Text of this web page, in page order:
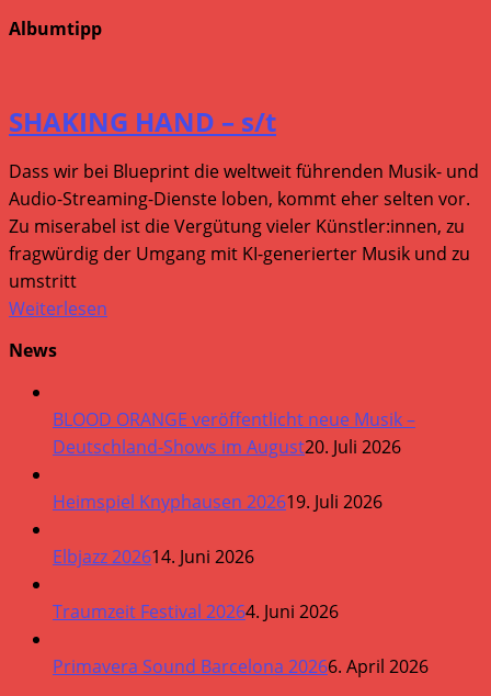
Albumtipp
SHAKING HAND – s/t
Dass wir bei Blueprint die weltweit führenden Musik- und
Audio-Streaming-Dienste loben, kommt eher selten vor.
Zu miserabel ist die Vergütung vieler Künstler:innen, zu
fragwürdig der Umgang mit KI-generierter Musik und zu
umstritt
Weiterlesen
News
BLOOD ORANGE veröffentlicht neue Musik –
Deutschland-Shows im August20. Juli 2026
Heimspiel Knyphausen 202619. Juli 2026
Elbjazz 202614. Juni 2026
Traumzeit Festival 20264. Juni 2026
Primavera Sound Barcelona 20266. April 2026